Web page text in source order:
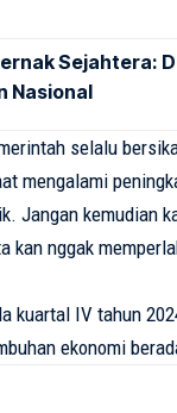
Sejahtera:
Nasional
selalu
mengalami
Jangan kemudian
kan nggak
kuartal IV tahun
ekonomi